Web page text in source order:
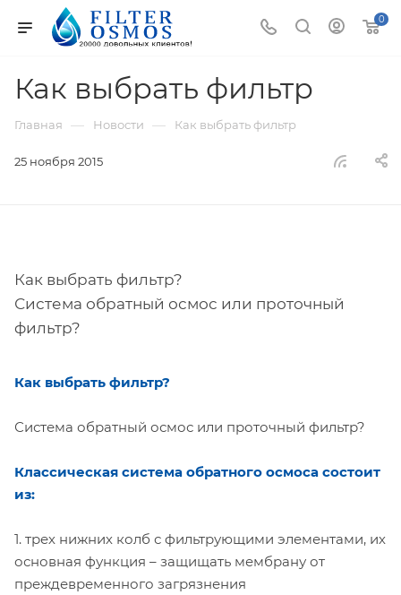
0
Как выбрать фильтр
Главная — Новости — Как выбрать фильтр
25 ноября 2015
Как выбрать фильтр?
Система обратный осмос или проточный
фильтр?
Как выбрать фильтр?
Система обратный осмос или проточный фильтр?
Классическая система обратного осмоса состоит
из:
1. трех нижних колб с фильтрующими элементами, их
основная функция – защищать мембрану от
преждевременного загрязнения